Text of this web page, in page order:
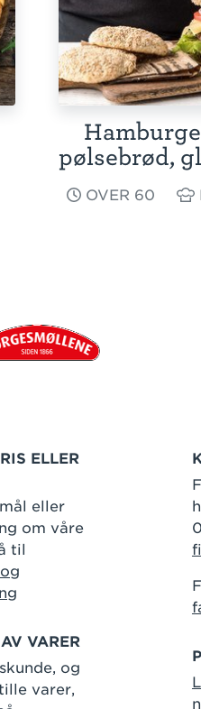
pølsebrød,
OVER 60
ELLER
eller
om våre
til
VARER
og
varer,